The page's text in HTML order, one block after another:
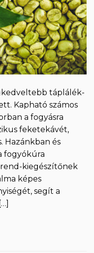
táplálék-
Kapható számos
a fogyásra
feketekávét,
Hazánkban és
fogyókúra
kiegészítőnek
képes
segít a